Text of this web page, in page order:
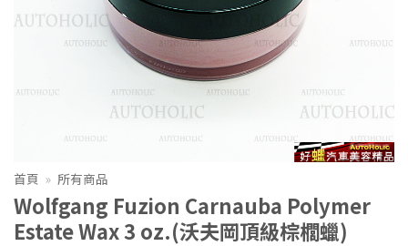
首頁 » 所有商品
Wolfgang Fuzion Carnauba Polymer
Estate Wax 3 oz.(沃夫岡頂級棕櫚蠟)